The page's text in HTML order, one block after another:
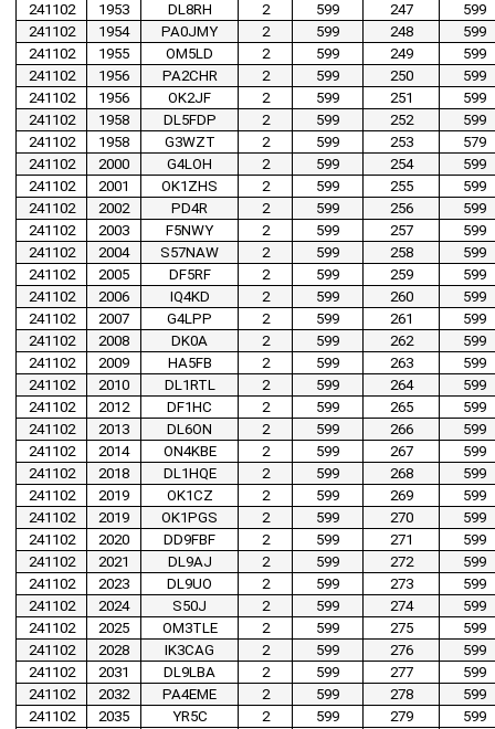
241102
1953 DL8RH 2 599 247
599
241102
1954 PA0JMY 2 599 248
599
241102
1955 OM5LD 2 599 249
599
241102
1956 PA2CHR 2 599 250
599
241102
1956 OK2JF 2 599 251
599
241102
1958 DL5FDP 2 599 252
599
241102
1958 G3WZT 2 599 253
579
241102
2000 G4LOH 2 599 254
599
241102
2001 OK1ZHS 2 599 255
599
241102
2002 PD4R 2 599 256
599
241102
2003 F5NWY 2 599 257
599
241102
2004 S57NAW 2 599 258
599
241102
2005 DF5RF 2 599 259
599
241102
2006 IQ4KD 2 599 260
599
241102
2007 G4LPP 2 599 261
599
241102
2008 DK0A 2 599 262
599
241102
2009 HA5FB 2 599 263
599
241102
2010 DL1RTL 2 599 264
599
241102
2012 DF1HC 2 599 265
599
241102
2013 DL6ON 2 599 266
599
241102
2014 ON4KBE 2 599 267
599
241102
2018 DL1HQE 2 599 268
599
241102
2019 OK1CZ 2 599 269
599
241102
2019 OK1PGS 2 599 270
599
241102
2020 DD9FBF 2 599 271
599
241102
2021 DL9AJ 2 599 272
599
241102
2023 DL9UO 2 599 273
599
241102
2024 S50J 2 599 274
599
241102
2025 OM3TLE 2 599 275
599
241102
2028 IK3CAG 2 599 276
599
241102
2031 DL9LBA 2 599 277
599
241102
2032 PA4EME 2 599 278
599
241102
2035 YR5C 2 599 279
599